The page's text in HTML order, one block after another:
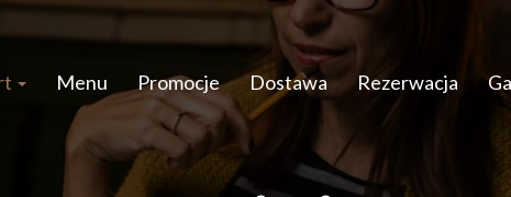
Menu Promocje Dostawa Rezerwacja